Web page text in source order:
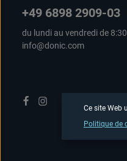
+49 6898 2909-03
du lundi au vendredi de
info@donic.com
Ce site Web
Politique de